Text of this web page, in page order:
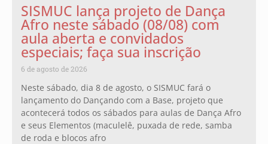
SISMUC lança projeto de Dança
Afro neste sábado (08/08) com
aula aberta e convidados
especiais; faça sua inscrição
6 de agosto de 2026
Neste sábado, dia 8 de agosto, o SISMUC fará o
lançamento do Dançando com a Base, projeto que
acontecerá todos os sábados para aulas de Dança Afro
e seus Elementos (maculelê, puxada de rede, samba
de roda e blocos afro